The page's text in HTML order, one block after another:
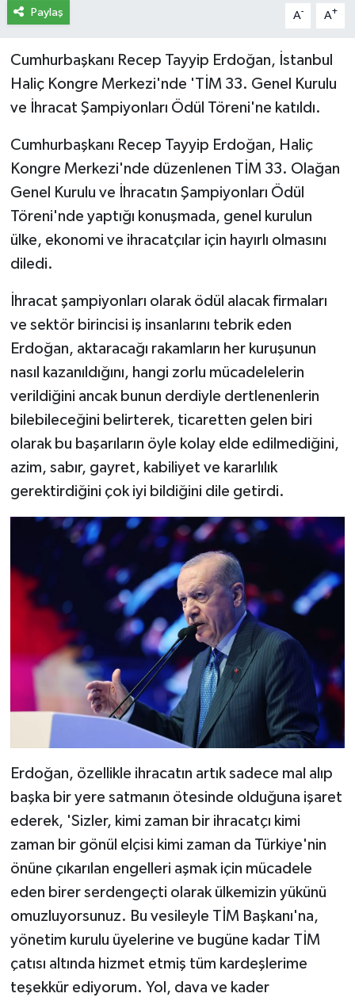
Paylaş A- A+
Cumhurbaşkanı Recep Tayyip Erdoğan, İstanbul
Haliç Kongre Merkezi'nde 'TİM 33. Genel Kurulu
ve İhracat Şampiyonları Ödül Töreni'ne katıldı.
Cumhurbaşkanı Recep Tayyip Erdoğan, Haliç
Kongre Merkezi'nde düzenlenen TİM 33. Olağan
Genel Kurulu ve İhracatın Şampiyonları Ödül
Töreni'nde yaptığı konuşmada, genel kurulun
ülke, ekonomi ve ihracatçılar için hayırlı olmasını
diledi.
İhracat şampiyonları olarak ödül alacak firmaları
ve sektör birincisi iş insanlarını tebrik eden
Erdoğan, aktaracağı rakamların her kuruşunun
nasıl kazanıldığını, hangi zorlu mücadelelerin
verildiğini ancak bunun derdiyle dertlenenlerin
bilebileceğini belirterek, ticaretten gelen biri
olarak bu başarıların öyle kolay elde edilmediğini,
azim, sabır, gayret, kabiliyet ve kararlılık
gerektirdiğini çok iyi bildiğini dile getirdi.
Erdoğan, özellikle ihracatın artık sadece mal alıp
başka bir yere satmanın ötesinde olduğuna işaret
ederek, 'Sizler, kimi zaman bir ihracatçı kimi
zaman bir gönül elçisi kimi zaman da Türkiye'nin
önüne çıkarılan engelleri aşmak için mücadele
eden birer serdengeçti olarak ülkemizin yükünü
omuzluyorsunuz. Bu vesileyle TİM Başkanı'na,
yönetim kurulu üyelerine ve bugüne kadar TİM
çatısı altında hizmet etmiş tüm kardeşlerime
teşekkür ediyorum. Yol, dava ve kader